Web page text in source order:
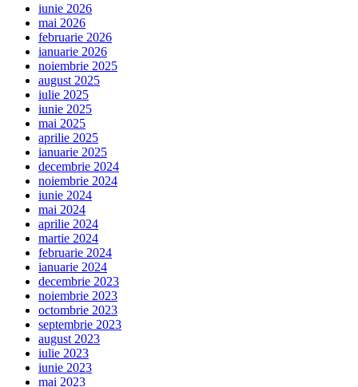
iunie 2026
mai 2026
februarie 2026
ianuarie 2026
noiembrie 2025
august 2025
iulie 2025
iunie 2025
mai 2025
aprilie 2025
ianuarie 2025
decembrie 2024
noiembrie 2024
iunie 2024
mai 2024
aprilie 2024
martie 2024
februarie 2024
ianuarie 2024
decembrie 2023
noiembrie 2023
octombrie 2023
septembrie 2023
august 2023
iulie 2023
iunie 2023
mai 2023